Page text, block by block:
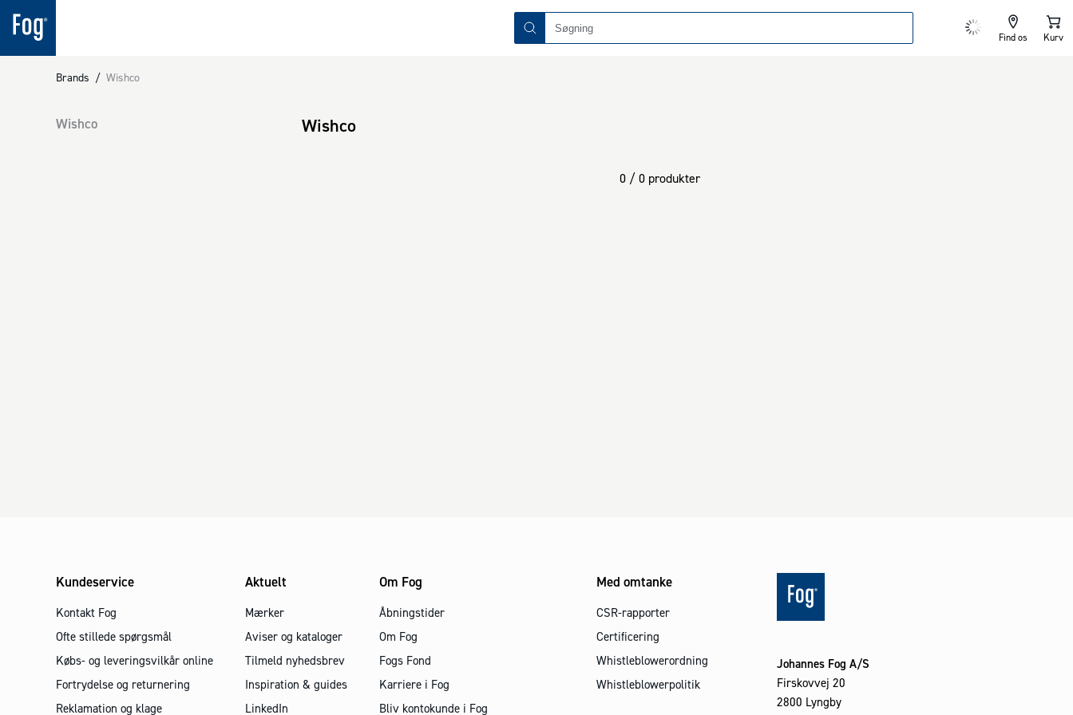
Find os Kurv
Brands / Wishco
Wishco Wishco
0 / 0 produkter
Kundeservice
Kontakt Fog
Ofte stillede spørgsmål
Købs- og leveringsvilkår online
Fortrydelse og returnering
Reklamation og klage
Aktuelt
Mærker
Aviser og kataloger
Tilmeld nyhedsbrev
Inspiration & guides
LinkedIn
Om Fog
Åbningstider
Om Fog
Fogs Fond
Karriere i Fog
Bliv kontokunde i Fog
Med omtanke
CSR-rapporter
Certificering
Whistleblowerordning
Whistleblowerpolitik
Johannes Fog A/S
Firskovvej 20
2800 Lyngby